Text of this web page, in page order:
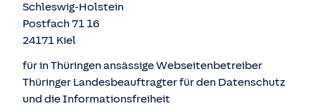
Schleswig-Holstein
Postfach 71 16
24171 Kiel
für in Thüringen ansässige Webseitenbetreiber
Thüringer Landesbeauftragter für den Datenschutz
und die Informationsfreiheit